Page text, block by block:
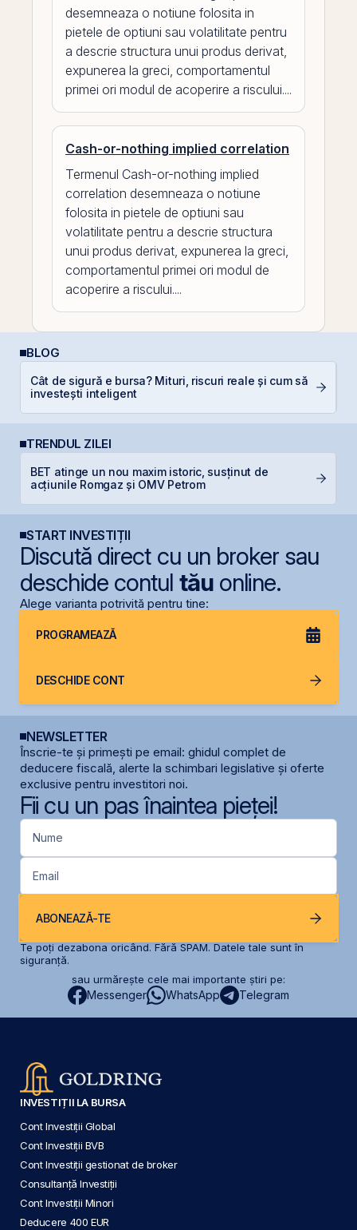
desemneaza o notiune folosita in
pietele de optiuni sau volatilitate pentru
a descrie structura unui produs derivat,
expunerea la greci, comportamentul
primei ori modul de acoperire a riscului....
Cash-or-nothing implied correlation
Termenul Cash-or-nothing implied
correlation desemneaza o notiune
folosita in pietele de optiuni sau
volatilitate pentru a descrie structura
unui produs derivat, expunerea la greci,
comportamentul primei ori modul de
acoperire a riscului....
BLOG
Cât de sigură e bursa? Mituri, riscuri reale și cum să
investești inteligent
TRENDUL ZILEI
BET atinge un nou maxim istoric, susținut de
acțiunile Romgaz și OMV Petrom
START INVESTIȚII
Discută direct cu un broker sau
deschide contul tăuonline.
Alege varianta potrivită pentru tine:
PROGRAMEAZĂ
DESCHIDE CONT
NEWSLETTER
Înscrie-te și primești pe email: ghidul complet de
deducere fiscală, alerte la schimbari legislative și oferte
exclusive pentru investitori noi.
Fii cu un pas înaintea pieței!
Nume
Email
ABONEAZĂ-TE
Te poți dezabona oricând. Fără SPAM. Datele tale sunt în
siguranță.
sau urmărește cele mai importante știri pe:
Messenger WhatsApp Telegram
INVESTIȚII LA BURSA
Cont Investiții Global
Cont Investiții BVB
Cont Investiții gestionat de broker
Consultanță Investiții
Cont Investiții Minori
Deducere 400 EUR